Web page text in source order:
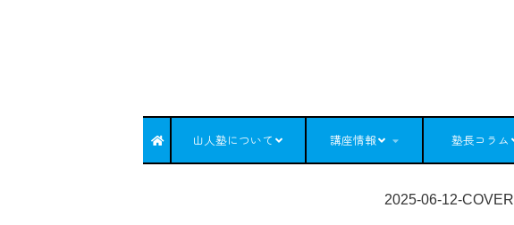
山人塾について 講座情報 塾長コラム
2025-06-12-COVER